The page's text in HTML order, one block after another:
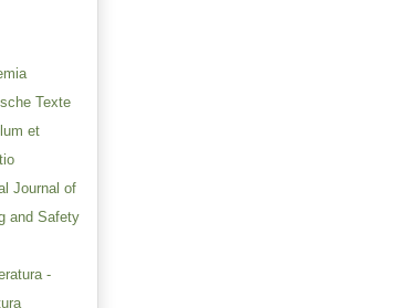
Texte
et
Journal of
and Safety
-